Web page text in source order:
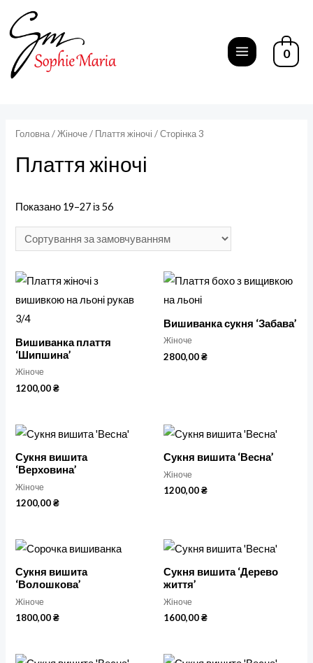
Перейти
до
вмісту
MAIN
0
Головна/Жіноче/ Плаття жіночі / Сторінка 3
Плаття жіночі
Показано 19–27 із 56
Вишиванка плаття
‘Шипшина’
Жіноче
1200,00₴
Вишиванка сукня ‘Забава’
Жіноче
2800,00₴
Сукня вишита
‘Верховина’
Жіноче
1200,00₴
Сукня вишита ‘Весна’
Жіноче
1200,00₴
Сукня вишита
‘Волошкова’
Жіноче
1800,00₴
Сукня вишита ‘Дерево
життя’
Жіноче
1600,00₴